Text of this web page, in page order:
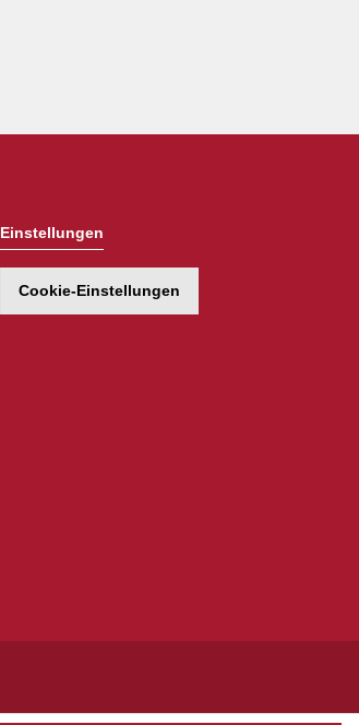
Einstellungen
Cookie-Einstellungen